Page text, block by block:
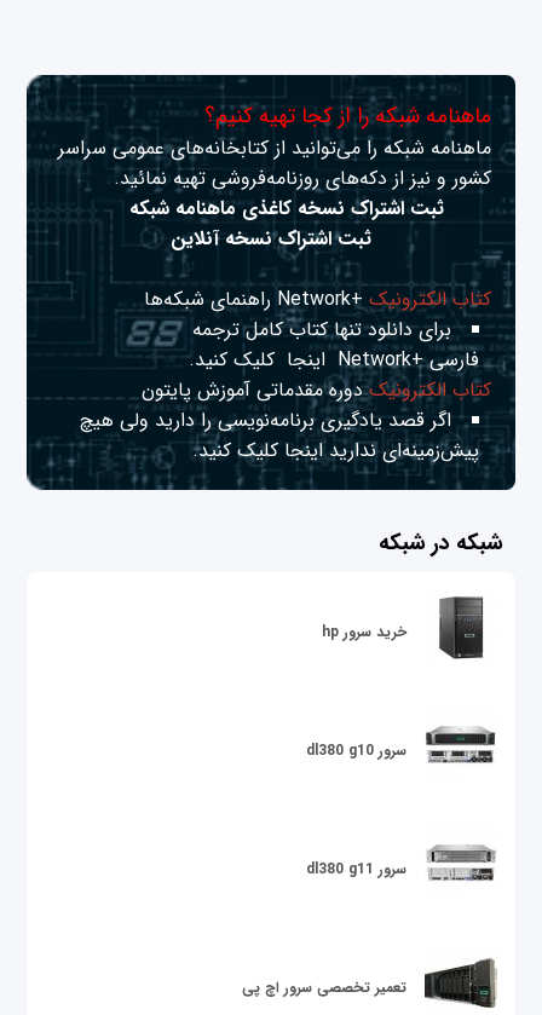
ماهنامه شبکه را از کجا تهیه کنیم؟
ماهنامه شبکه را می‌توانید از کتابخانه‌های عمومی سراسر
کشور و نیز از دکه‌های روزنامه‌فروشی تهیه نمائید.
ثبت اشتراک نسخه کاغذی ماهنامه شبکه
ثبت اشتراک نسخه آنلاین
کتاب الکترونیک+Network راهنمای شبکه‌ها
برای دانلود تنها کتاب کامل ترجمه
فارسی +Network
اینجا کلیک کنید.
کتاب الکترونیکدوره مقدماتی آموزش پایتون
اگر قصد یادگیری برنامه‌نویسی را دارید ولی هیچ
پیش‌زمینه‌ای نداریداینجا کلیک کنید.
شبکه در شبکه
خرید سرور hp
سرور dl380 g10
سرور dl380 g11
تعمیر تخصصی سرور اچ پی